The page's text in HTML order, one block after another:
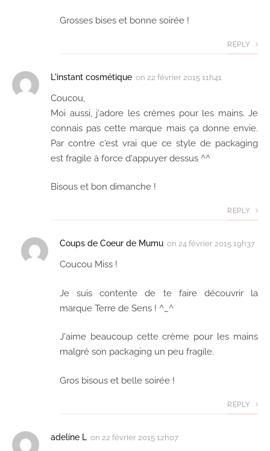
Grosses bises et bonne soirée !
REPLY
L'instant cosmétique on 22 février 2015 11h41
Coucou,
Moi aussi, j'adore les crèmes pour les mains. Je
connais pas cette marque mais ça donne envie.
Par contre c'est vrai que ce style de packaging
est fragile à force d'appuyer dessus ^^
Bisous et bon dimanche !
REPLY
Coups de Coeur de Mumu on 24 février 2015 19h37
Coucou Miss !
Je suis contente de te faire découvrir la
marque Terre de Sens ! ^_^
J'aime beaucoup cette crème pour les mains
malgré son packaging un peu fragile.
Gros bisous et belle soirée !
REPLY
adeline L on 22 février 2015 12h07